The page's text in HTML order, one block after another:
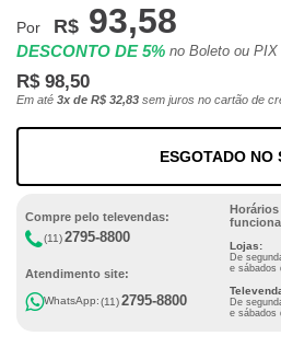
Por R$ 93,58
DESCONTO DE 5% no Boleto ou PIX
R$ 98,50
Em até 3x de R$ 32,83 sem juros no cartão de
ESGOTADO NO
Compre pelo televendas:
(11)2795-8800
Atendimento site:
WhatsApp:(11)2795-8800
Horários
Lojas:
De
e sábados
De
e sábados